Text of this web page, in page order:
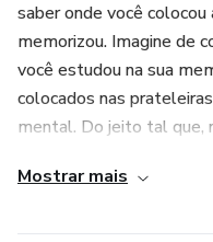
saber onde você
memorizou. Imagine de
você estudou na sua
colocados nas
mental. Do jeito tal que,
você tenha certeza de
Mostrar mais